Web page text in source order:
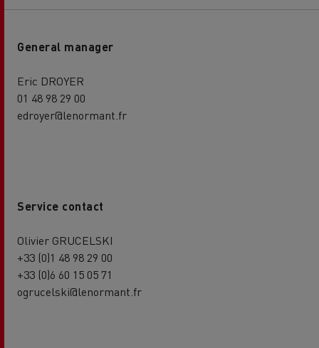
General manager
Eric DROYER
01 48 98 29 00
edroyer@lenormant.fr
Service contact
Olivier GRUCELSKI
+33 (0)1 48 98 29 00
+33 (0)6 60 15 05 71
ogrucelski@lenormant.fr